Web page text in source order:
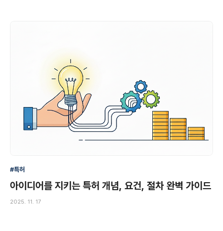
#특허
아이디어를 지키는 특허 개념, 요건, 절차 완벽 가이드
2025. 11. 17